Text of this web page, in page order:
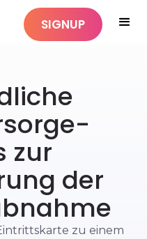
SIGNUP
zur
der
zu einem